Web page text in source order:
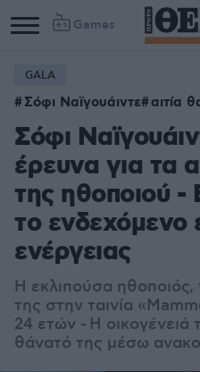
Games
GALA
Σόφι Ναϊγουάιντε αιτία
Σόφι
έρευνα για τα
της ηθοποιού -
το ενδεχόμενο
ενέργειας
Η εκλιπούσα
της στην ταινία
24 ετών - Η οικογένειά
θάνατό της μέσω